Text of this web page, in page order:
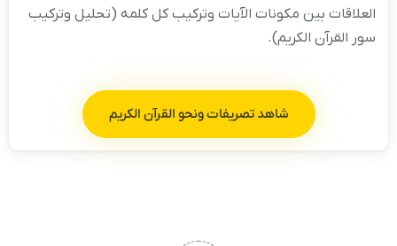
العلاقات بین مکونات الآیات وترکیب کل کلمه (تحلیل وترکیب
سور القرآن الکریم).
شاهد تصریفات ونحو القرآن الکریم